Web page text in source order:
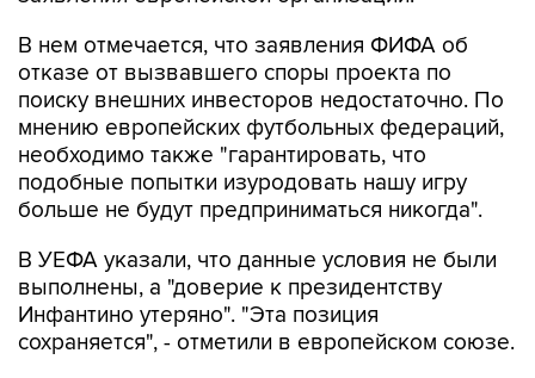
В нем отмечается, что заявления ФИФА об
отказе от вызвавшего споры проекта по
поиску внешних инвесторов недостаточно. По
мнению европейских футбольных федераций,
необходимо также "гарантировать, что
подобные попытки изуродовать нашу игру
больше не будут предприниматься никогда".
В УЕФА указали, что данные условия не были
выполнены, а "доверие к президентству
Инфантино утеряно". "Эта позиция
сохраняется", - отметили в европейском союзе.